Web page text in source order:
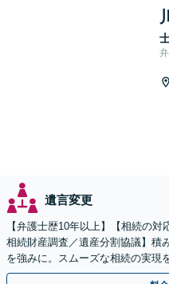
遺言変更
【弁護士歴10年以上】【相続の
相続財産調査／遺産分割協議】積
を強みに。スムーズな相続の実現
K】